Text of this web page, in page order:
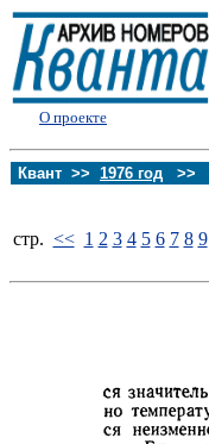
О проекте
Квант >> 1976 год >>
стp. << 1 2 3 4 5 6 7 8 9